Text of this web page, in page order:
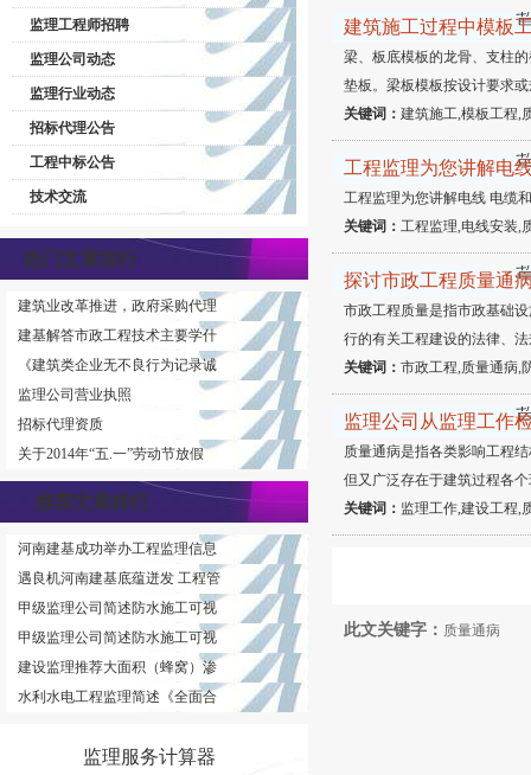
监理工程师招聘
监理公司动态
监理行业动态
招标代理公告
工程中标公告
技术交流
热门文章排行
建筑业改革推进，政府采购代理
建基解答市政工程技术主要学什
《建筑类企业无不良行为记录诚
监理公司营业执照
招标代理资质
关于2014年“五.一”劳动节放假
推荐文章排行
河南建基成功举办工程监理信息
遇良机河南建基底蕴迸发 工程管
甲级监理公司简述防水施工可视
甲级监理公司简述防水施工可视
建设监理推荐大面积（蜂窝）渗
水利水电工程监理简述《全面合
监理服务计算器
建筑施工过程中模板
梁、板底模板的龙骨、支柱
垫板。梁板模板按设计要求
关键词： 建筑施工,模板工程,
工程监理为您讲解电
工程监理为您讲解电线 电缆
关键词： 工程监理,电线安装,
探讨市政工程质量通
市政工程质量是指市政基础
行的有关工程建设的法律、
关键词： 市政工程,质量通病,
监理公司从监理工作
质量通病是指各类影响工程
但又广泛存在于建筑过程各
关键词： 监理工作,建设工程,
此文关键字： 质量通病